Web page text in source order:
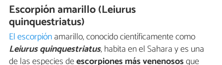
Escorpión amarillo (Leiurus
quinquestriatus)
El escorpiónamarillo, conocido científicamente como
Leiurus quinquestriatus, habita en el Sahara y es una
de las especies deescorpiones más venenososque